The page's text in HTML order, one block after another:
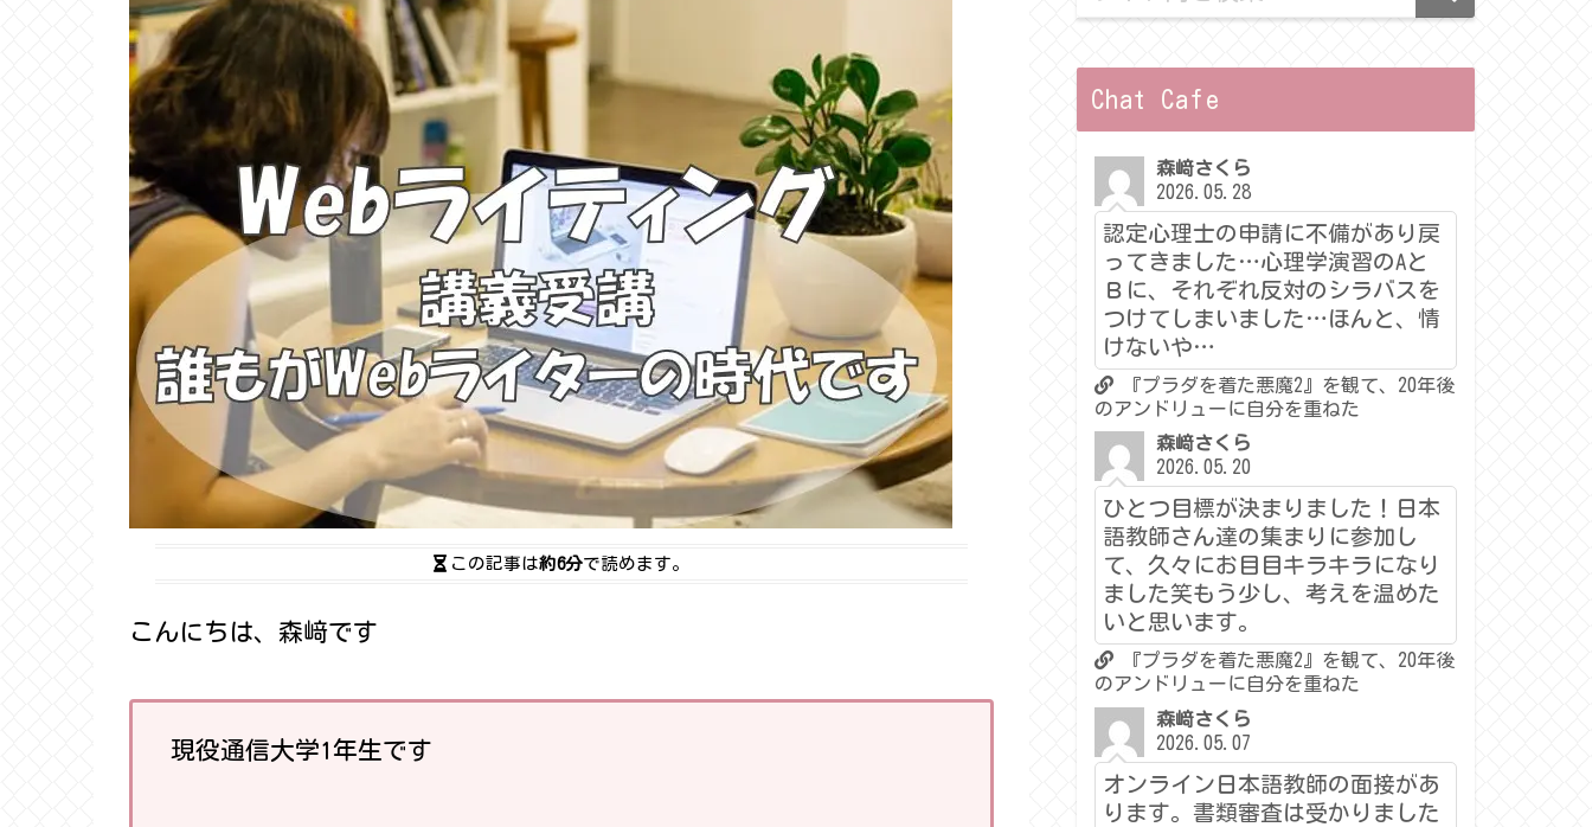
この記事は約6分で読めます。
こんにちは、森﨑です
現役通信大学1年生です
Chat Cafe
森﨑さくら
2026.05.28
認定心理士の申請に不備があり戻
ってきました…心理学演習のAと
Ｂに、それぞれ反対のシラバスを
つけてしまいました…ほんと、情
けないや…
『プラダを着た悪魔2』を観て、20年後
のアンドリューに自分を重ねた
森﨑さくら
2026.05.20
ひとつ目標が決まりました！日本
語教師さん達の集まりに参加し
て、久々にお目目キラキラになり
ました笑もう少し、考えを温めた
いと思います。
『プラダを着た悪魔2』を観て、20年後
のアンドリューに自分を重ねた
森﨑さくら
2026.05.07
オンライン日本語教師の面接があ
ります。書類審査は受かりました